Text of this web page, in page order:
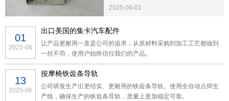
2025-06-01
01
2025-06
出口美国的集卡汽车配件
让产品更耐用一直是公司的追求，从原材料采购到加工工艺都做到
一丝不苟，使用户始终信任我们的产品。
13
2025-06
按摩椅铁齿条导轨
公司研发生产出更结实、更耐用的铁齿条导轨。使用全自动点焊生
产线，确保生产的铁齿条导轨，质量上更加稳定可靠。